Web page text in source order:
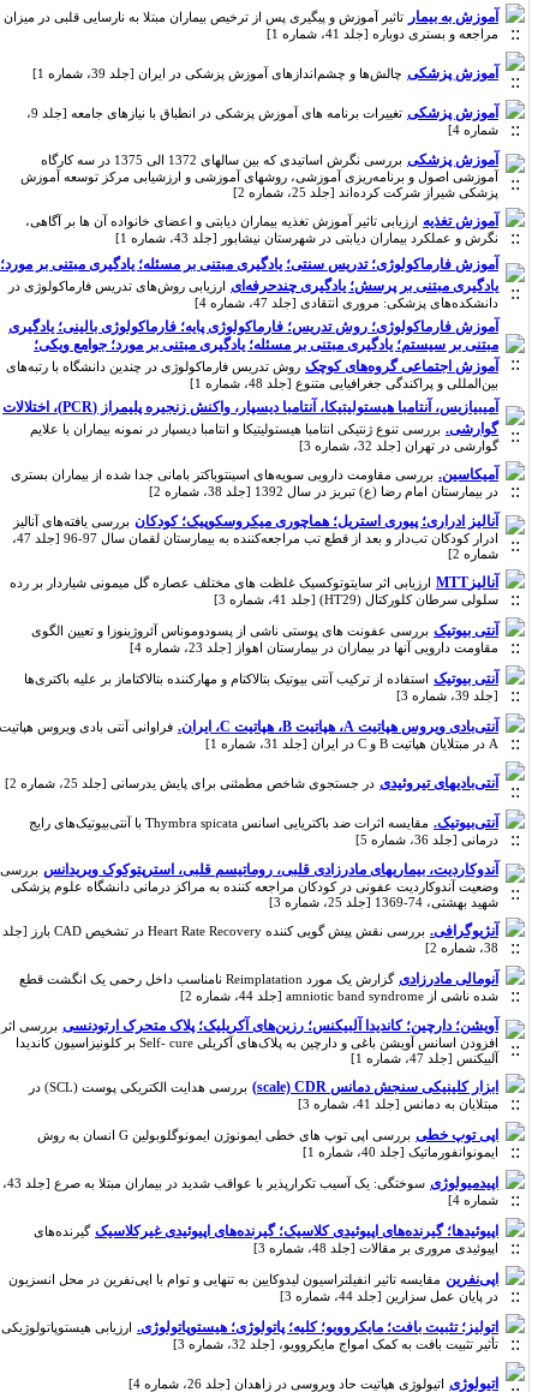
آموزش به بیمار تاثیر آموزش و پیگیری پس از ترخیص بیماران مبتلا به نارسایی قلبی در میزان
مراجعه و بستری دوباره [جلد 41، شماره 1]
آموزش پزشکی چالش‌ها و چشم‌اندازهای آموزش پزشکی در ایران [جلد 39، شماره 1]
آموزش پزشکی
تغییرات برنامه های آموزش پزشکی در انطباق با نیازهای جامعه [جلد 9،
شماره 4]
آموزش پزشکی
بررسی نگرش اساتیدی که بین سالهای 1372 الی 1375 در سه کارگاه
آموزشی اصول و برنامه‌ریزی آموزشی، روشهای آموزشی و ارزشیابی مرکز توسعه آموزش
پزشکی شیراز شرکت کرده‌اند [جلد 25، شماره 2]
آموزش تغذیه ارزیابی تاثیر آموزش تغذیه بیماران دیابتی و اعضای خانواده آن ها بر آگاهی،
نگرش و عملکرد بیماران دیابتی در شهرستان نیشابور [جلد 43، شماره 1]
آموزش فارماکولوژی؛ تدریس سنتی؛ یادگیری مبتنی بر مسئله؛ یادگیری مبتنی بر مورد؛
یادگیری مبتنی بر پرسش؛ یادگیری چندحرفه‌ای ارزیابی روش‌های تدریس فارماکولوژی در
دانشکده‌های پزشکی: مروری انتقادی [جلد 47، شماره 4]
آموزش فارماکولوژی؛ روش تدریس؛ فارماکولوژی پایه؛ فارماکولوژی بالینی؛ یادگیری
مبتنی بر سیستم؛ یادگیری مبتنی بر مسئله؛ یادگیری مبتنی بر مورد؛ جوامع ویکی؛
آموزش اجتماعی گروه‌های کوچک ‌روش تدریس فارماکولوژی در چندین دانشگاه با رتبه‌های
بین‌المللی و پراکندگی جغرافیایی متنوع [جلد 48، شماره 1]
آمیبیازیس، آنتامبا هیستولیتیکا، آنتامبا دیسپار، واکنش زنجیره پلیمراز (PCR)، اختلالات
گوارشی. بررسی تنوع ژنتیکی انتامبا هیستولیتیکا و انتامبا دیسپار در نمونه بیماران با علایم
گوارشی در تهران [جلد 32، شماره 3]
آمیکاسین. بررسی مقاومت دارویی سویه‌های اسینتوباکتر بامانی جدا شده از بیماران بستری
در بیمارستان امام رضا (ع) تبریز در سال 1392 [جلد 38، شماره 2]
آنالیز ادراری؛ پیوری استریل؛ هماچوری میکروسکوپیک؛ کودکان بررسی یافته‌های آنالیز
ادرار کودکان تب‌دار و بعد از قطع تب مراجعه‌کننده به بیمارستان لقمان سال 97-96 [جلد 47،
شماره 2]
آنالیزMTT
ارزیابی اثر سایتوتوکسیک غلظت های مختلف عصاره گل میمونی شیاردار بر رده
سلولی سرطان کلورکتال (HT29) [جلد 41، شماره 3]
آنتی بیوتیک بررسی عفونت های پوستی ناشی از پسودوموناس آئروژینوزا و تعیین الگوی
مقاومت دارویی آنها در بیماران در بیمارستان اهواز [جلد 23، شماره 4]
آنتی بیوتیک استفاده از ترکیب آنتی بیوتیک بتالاکتام و مهارکننده بتالاکتاماز بر علیه باکتری‌ها
[جلد 39، شماره 3]
آنتی‌بادی ویروس هپاتیت A، هپاتیت B، هپاتیت C، ایران.
فراوانی آنتی بادی ویروس هپاتیت
A در مبتلایان هپاتیت B و C در ایران [جلد 31، شماره 1]
آنتی‌بادیهای تیروئیدی در جستجوی شاخص مطمئنی برای پایش یدرسانی [جلد 25، شماره 2]
آنتی‌بیوتیک.
مقایسه اثرات ضد باکتریایی اسانس Thymbra spicata با آنتی‌بیوتیک‌های رایج
درمانی [جلد 36، شماره 5]
آندوکاردیت، بیماریهای مادرزادی قلبی، روماتیسم قلبی، استرپتوکوک ویریدانس بررسی
وضعیت آندوکاردیت عفونی در کودکان مراجعه کننده به مراکز درمانی دانشگاه علوم پزشکی
شهید بهشتی، 74-1369 [جلد 25، شماره 3]
آنژیوگرافی.
بررسی نقش پیش گویی کننده Heart Rate Recovery در تشخیص CAD بارز [جلد
38، شماره 2]
آنومالی مادرزادی
گزارش یک مورد Reimplatation نامناسب داخل رحمی یک انگشت قطع
شده ناشی از amniotic band syndrome [جلد 44، شماره 2]
آویشن؛ دارچین؛ کاندیدا آلبیکنس؛ رزین‌های آکریلیک؛ پلاک متحرک ارتودنسی بررسی اثر
افزودن اسانس آویشن باغی و دارچین به پلاک‌های آکریلی Self- cure بر کلونیزاسیون کاندیدا
آلبیکنس [جلد 47، شماره 1]
ابزار کلینیکی سنجش دمانس scale) CDR)
بررسی هدایت الکتریکی پوست (SCL) در
مبتلایان به دمانس [جلد 41، شماره 3]
اپی توپ خطی
بررسی اپی توپ های خطی ایمونوژن ایمونوگلوبولین G انسان به روش
ایمونوانفورماتیک [جلد 40، شماره 1]
اپیدمیولوژی
سوختگی: یک آسیب تکرارپذیر با عواقب شدید در بیماران مبتلا به صرع [جلد 43،
شماره 4]
اپیوئیدها؛ گیرنده‌های اپیوئیدی کلاسیک؛ گیرنده‌های اپیوئیدی غیر‌کلاسیک گیرنده‌های
اپیوئیدی مروری بر مقالات [جلد 48، شماره 3]
اپی‌نفرین مقایسه تاثیر انفیلتراسیون لیدوکایین به تنهایی و توام با اپی‌نفرین در محل انسزیون
در پایان عمل سزارین [جلد 44، شماره 3]
اتولیز؛ تثبیت بافت؛ مایکروویو؛ کلیه؛ پاتولوژی؛ هیستوپاتولوژی. ارزیابی هیستوپاتولوژیکی
تأثیر تثبیت بافت به کمک امواج مایکروویو، [جلد 32، شماره 3]
اتیولوژی اتیولوژی هپاتیت حاد ویروسی در زاهدان [جلد 26، شماره 4]